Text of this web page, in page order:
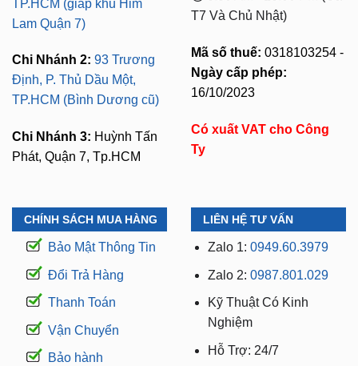
TP.HCM (giáp khu Him
Lam Quận 7)
Chi Nhánh 2: 93 Trương
Định, P. Thủ Dầu Một,
TP.HCM (Bình Dương cũ)
Chi Nhánh 3: Huỳnh Tấn
Phát, Quận 7, Tp.HCM
T7 Và Chủ Nhật)
Mã số thuế: 0318103254 -
Ngày cấp phép:
16/10/2023
Có xuất VAT cho Công
Ty
CHÍNH SÁCH MUA HÀNG
Bảo Mật Thông Tin
Đổi Trả Hàng
Thanh Toán
Vận Chuyển
Bảo hành
LIÊN HỆ TƯ VẤN
Zalo 1: 0949.60.3979
Zalo 2: 0987.801.029
Kỹ Thuật Có Kinh
Nghiệm
Hỗ Trợ: 24/7